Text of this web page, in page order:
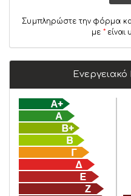
Συμπληρώστε την φόρμα
με *είναι
Ενεργειακό